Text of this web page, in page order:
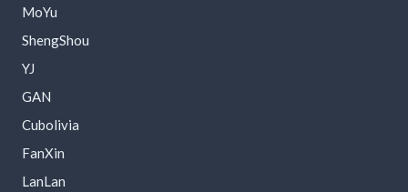
MoYu
ShengShou
YJ
GAN
Cubolivia
FanXin
LanLan